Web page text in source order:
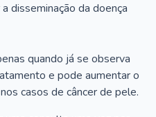
disseminação da doença
quando já se observa
e pode aumentar o
casos de câncer de pele.